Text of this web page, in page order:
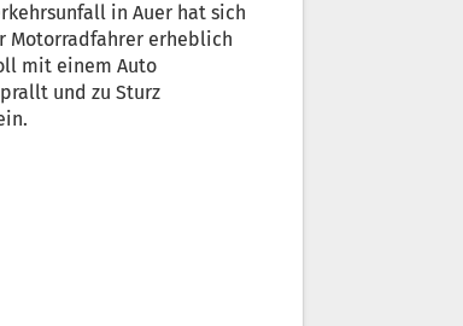
in Auer hat sich
Motorradfahrer erheblich
mit einem Auto
und zu Sturz